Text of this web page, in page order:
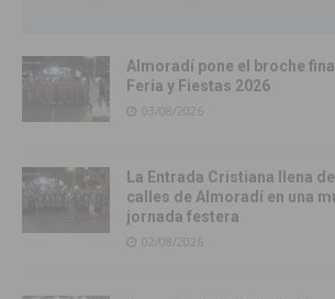
Almoradí pone el broche
Feria y Fiestas 2026
03/08/2026
La Entrada Cristiana llena
calles de Almoradí en una
jornada festera
02/08/2026